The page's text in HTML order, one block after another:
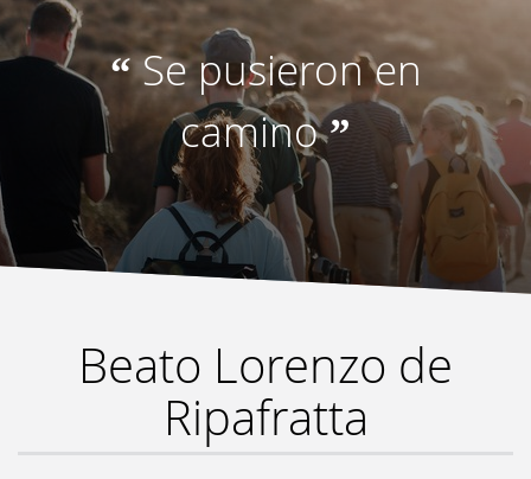
“Se pusieron en
camino”
Beato Lorenzo de
Ripafratta